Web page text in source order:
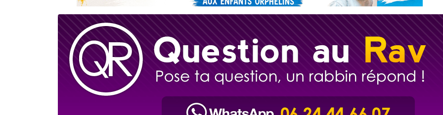
30 personnes viennent de faire un don pour Sauvez la jambe de Yohan
Il reste 49 places pour étudier en groupe sur Zoom
3 personnes viennent de nous rejoindre sur WhatsApp
2 personnes viennent de nous rejoindre sur WhatsApp
2 nouvelles musiques dans Torah-Box Music
4 personnes viennent de faire un don pour Reloger Rivka, 6 enfants, victime de
2 personnes viennent de faire un don pour 1 Journée de Vacances Pour les Enfants